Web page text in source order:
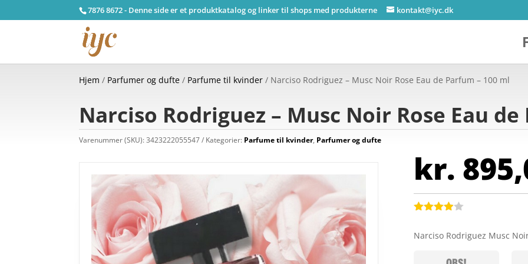
7876 8672 - Denne side er et produktkatalog og linker til shops med produkterne kontakt@iyc.dk
Hjem / Parfumer og dufte / Parfume til kvinder / Narciso Rodriguez – Musc Noir Rose Eau de Parfum – 100 ml
Narciso Rodriguez – Musc Noir Rose Eau
Varenummer (SKU):3423222055547 Kategorier: Parfume til kvinder, Parfumer og dufte
kr.
ud af 5
Narciso Rodriguez Musc